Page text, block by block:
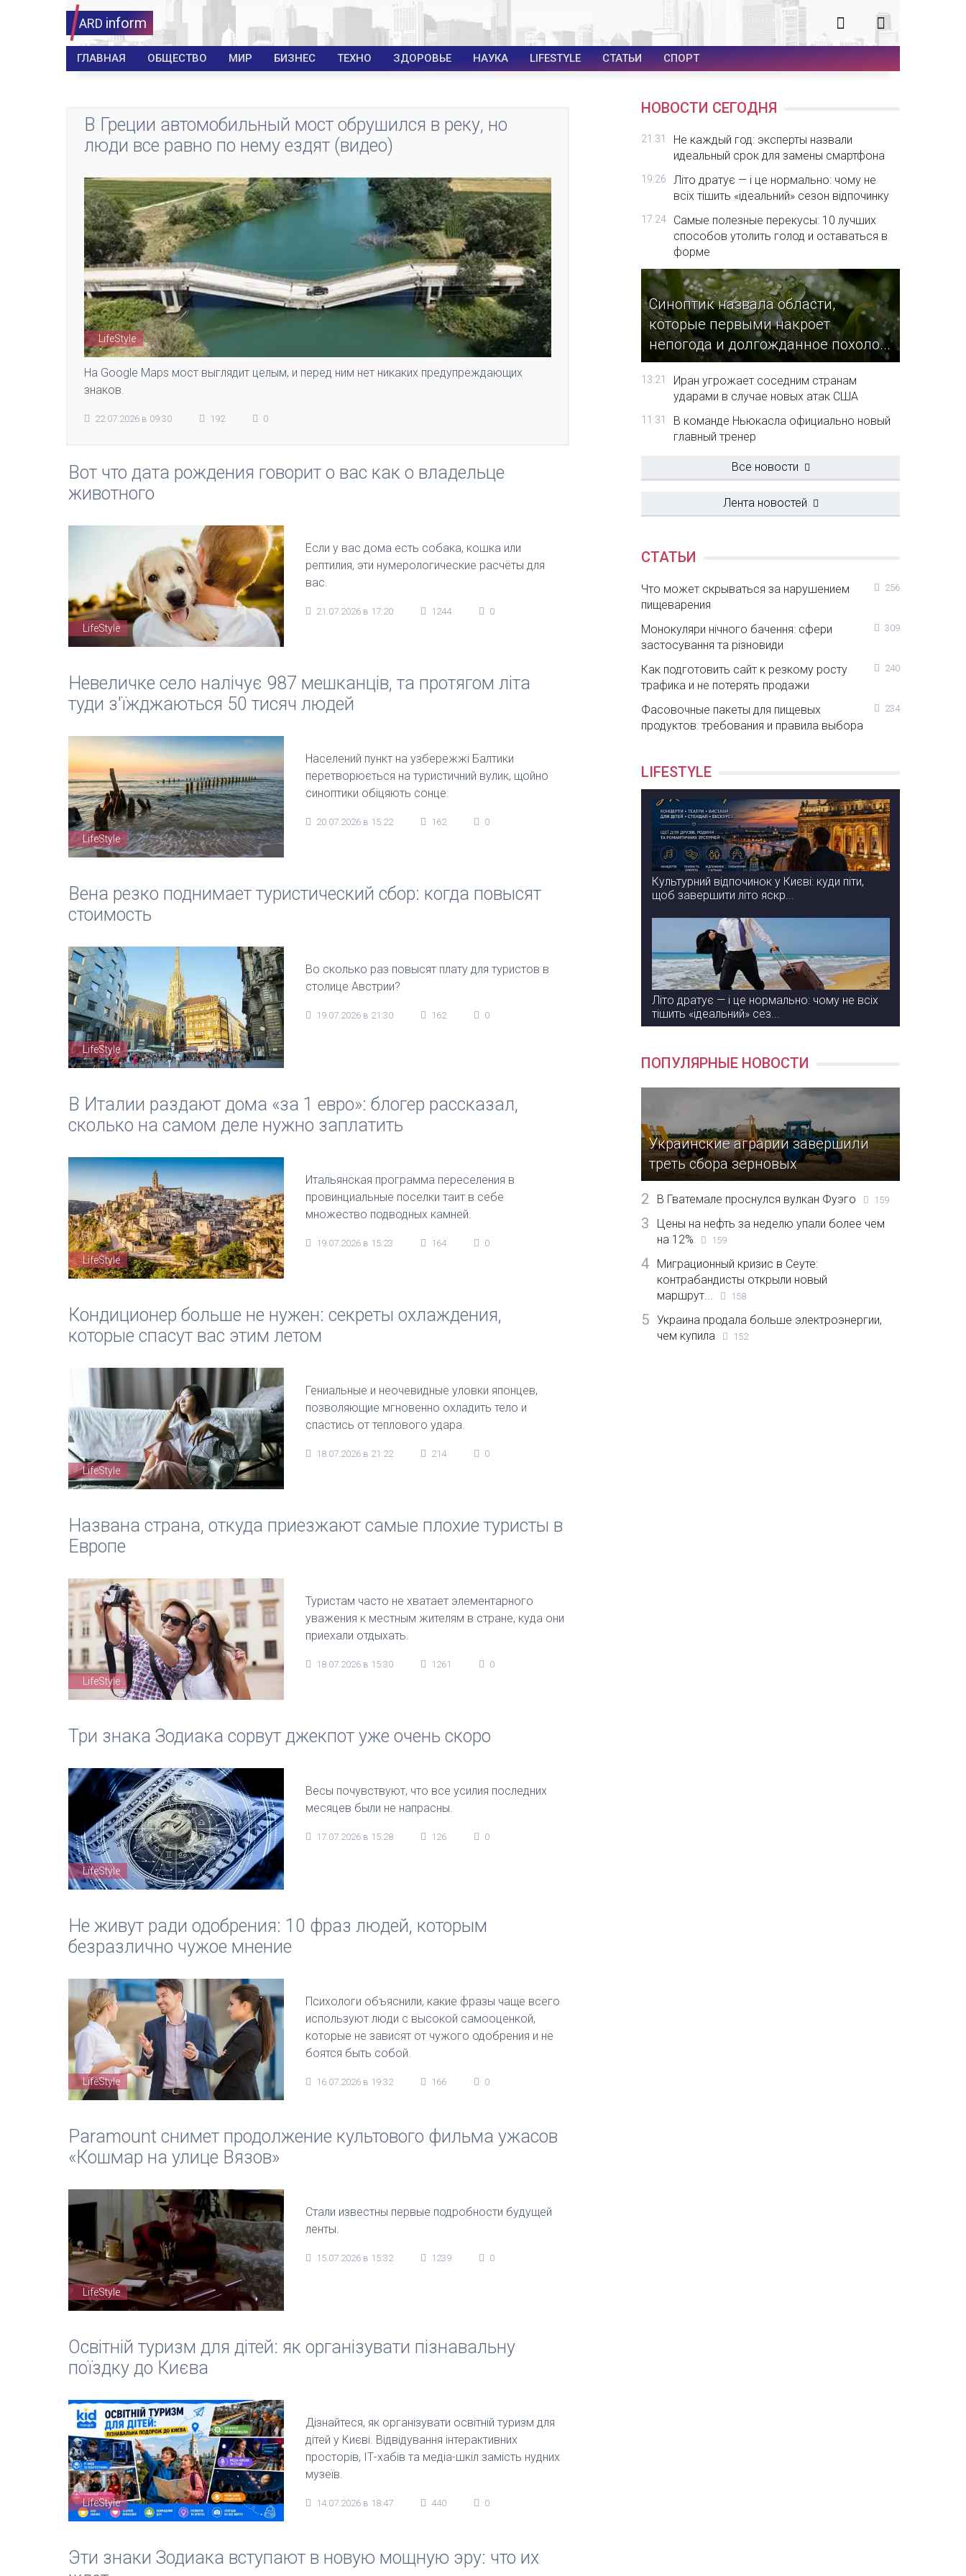
ARD inform
ГЛАВНАЯ ОБЩЕСТВО МИР БИЗНЕС ТЕХНО ЗДОРОВЬЕ НАУКА LIFESTYLE СТАТЬИ СПОРТ
В Греции автомобильный мост обрушился в реку, но
люди все равно по нему ездят (видео)
LifeStyle
На Google Maps мост выглядит целым, и перед ним нет никаких предупреждающих
знаков.
22.07.2026 в 09:30 192 0
Вот что дата рождения говорит о вас как о владельце
животного
LifeStyle
Если у вас дома есть собака, кошка или
рептилия, эти нумерологические расчёты для
вас.
21.07.2026 в 17:20 1244 0
Невеличке село налічує 987 мешканців, та протягом літа
туди з'їжджаються 50 тисяч людей
LifeStyle
Населений пункт на узбережжі Балтики
перетворюється на туристичний вулик, щойно
синоптики обіцяють сонце.
20.07.2026 в 15:22 162 0
Вена резко поднимает туристический сбор: когда повысят
стоимость
LifeStyle
Во сколько раз повысят плату для туристов в
столице Австрии?
19.07.2026 в 21:30 162 0
В Италии раздают дома «за 1 евро»: блогер рассказал,
сколько на самом деле нужно заплатить
LifeStyle
Итальянская программа переселения в
провинциальные поселки таит в себе
множество подводных камней.
19.07.2026 в 15:23 164 0
Кондиционер больше не нужен: секреты охлаждения,
которые спасут вас этим летом
LifeStyle
Гениальные и неочевидные уловки японцев,
позволяющие мгновенно охладить тело и
спастись от теплового удара.
18.07.2026 в 21:22 214 0
Названа страна, откуда приезжают самые плохие туристы в
Европе
LifeStyle
Туристам часто не хватает элементарного
уважения к местным жителям в стране, куда они
приехали отдыхать.
18.07.2026 в 15:30 1261 0
Три знака Зодиака сорвут джекпот уже очень скоро
LifeStyle
Весы почувствуют, что все усилия последних
месяцев были не напрасны.
17.07.2026 в 15:28 126 0
Не живут ради одобрения: 10 фраз людей, которым
безразлично чужое мнение
LifeStyle
Психологи объяснили, какие фразы чаще всего
используют люди с высокой самооценкой,
которые не зависят от чужого одобрения и не
боятся быть собой.
16.07.2026 в 19:32 166 0
Paramount снимет продолжение культового фильма ужасов
«Кошмар на улице Вязов»
LifeStyle
Стали известны первые подробности будущей
ленты.
15.07.2026 в 15:32 1239 0
Освітній туризм для дітей: як організувати пізнавальну
поїздку до Києва
LifeStyle
Дізнайтеся, як організувати освітній туризм для
дітей у Києві. Відвідування інтерактивних
просторів, ІТ-хабів та медіа-шкіл замість нудних
музеїв.
14.07.2026 в 18:47 440 0
Эти знаки Зодиака вступают в новую мощную эру: что их
НОВОСТИ СЕГОДНЯ
21:31
Не каждый год: эксперты назвали
идеальный срок для замены смартфона
19:26
Літо дратує — і це нормально: чому не
всіх тішить «ідеальний» сезон відпочинку
17:24
Самые полезные перекусы: 10 лучших
способов утолить голод и оставаться в
форме
Синоптик назвала области,
которые первыми накроет
непогода и долгожданное похоло...
13:21
Иран угрожает соседним странам
ударами в случае новых атак США
11:31
В команде Ньюкасла официально новый
главный тренер
Все новости
Лента новостей
СТАТЬИ
Что может скрываться за нарушением
пищеварения
256
Монокуляри нічного бачення: сфери
застосування та різновиди
309
Как подготовить сайт к резкому росту
трафика и не потерять продажи
240
Фасовочные пакеты для пищевых
продуктов: требования и правила выбора
234
LIFESTYLE
Культурний відпочинок у Києві: куди піти,
щоб завершити літо яскр...
Літо дратує — і це нормально: чому не всіх
тішить «ідеальний» сез...
ПОПУЛЯРНЫЕ НОВОСТИ
Украинские аграрии завершили
треть сбора зерновых
2 В Гватемале проснулся вулкан Фуэго 159
3
Цены на нефть за неделю упали более чем
на 12%
159
4
Миграционный кризис в Сеуте:
контрабандисты открыли новый
маршрут...
158
5
Украина продала больше электроэнергии,
чем купила
152